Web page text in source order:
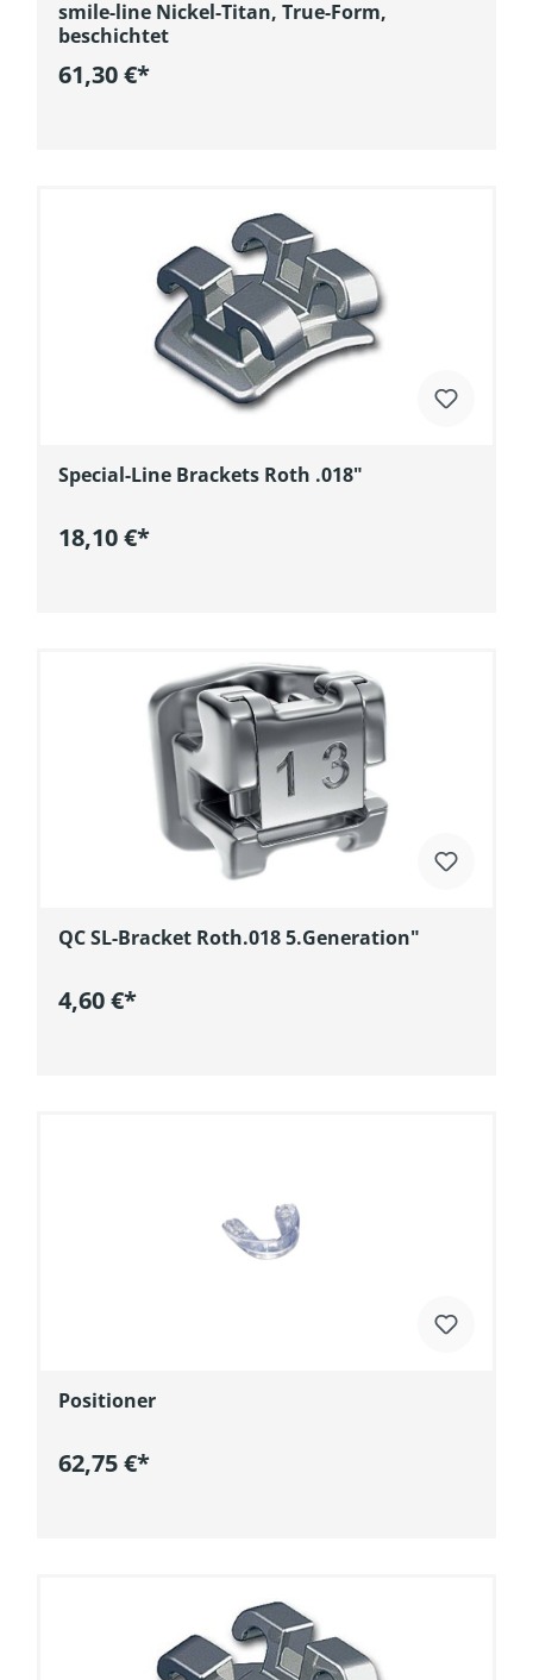
smile-line Nickel-Titan, True-Form,
beschichtet
61,30 €*
Special-Line Brackets Roth .018"
18,10 €*
QC SL-Bracket Roth.018 5.Generation"
4,60 €*
Positioner
62,75 €*